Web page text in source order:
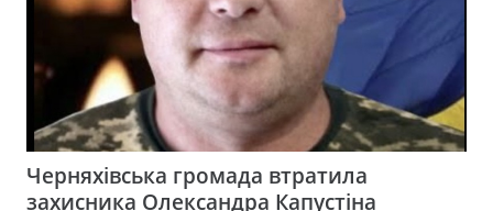
Черняхівська громада втратила
захисника Олександра Капустіна